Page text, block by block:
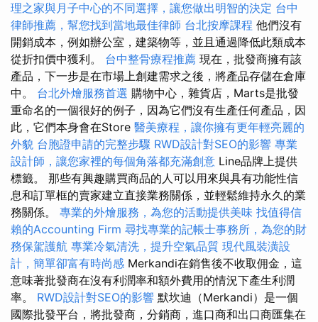
理之家與月子中心的不同選擇，讓您做出明智的決定 台中
律師推薦，幫您找到當地最佳律師 台北按摩課程 他們沒有
開銷成本，例如辦公室，建築物等，並且通過降低此類成本
從折扣價中獲利。 台中整骨療程推薦 現在，批發商擁有該
產品，下一步是在市場上創建需求之後，將產品存儲在倉庫
中。 台北外燴服務首選 購物中心，雜貨店，Marts是批發
重命名的一個很好的例子，因為它們沒有生產任何產品，因
此，它們本身會在Store 醫美療程，讓你擁有更年輕亮麗的
外貌 台胞證申請的完整步驟 RWD設計對SEO的影響 專業
設計師，讓您家裡的每個角落都充滿創意 Line品牌上提供
標籤。 那些有興趣購買商品的人可以用來與具有功能性信
息和訂單框的賣家建立直接業務關係，並輕鬆維持永久的業
務關係。 專業的外燴服務，為您的活動提供美味 找值得信
賴的Accounting Firm 尋找專業的記帳士事務所，為您的財
務保駕護航 專業冷氣清洗，提升空氣品質 現代風裝潢設
計，簡單卻富有時尚感 Merkandi在銷售後不收取佣金，這
意味著批發商在沒有利潤率和額外費用的情況下產生利潤
率。 RWD設計對SEO的影響 默坎迪（Merkandi）是一個
國際批發平台，將批發商，分銷商，進口商和出口商匯集在